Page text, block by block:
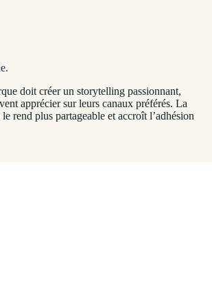
doit créer un storytelling passionnant,
apprécier sur leurs canaux préférés. La
rend plus partageable et accroît l’adhésion